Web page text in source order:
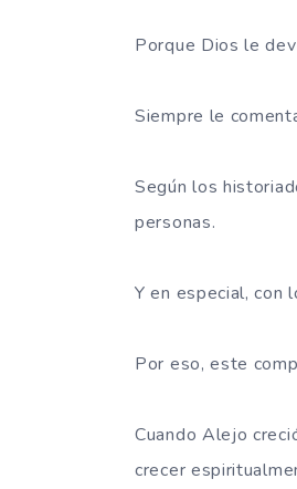
Porque Dios le
Siempre le
Según los
personas.
Y en especial, con
Por eso, este
Cuando Alejo
crecer